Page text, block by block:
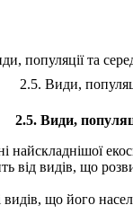
популяції та
2.5. Види,
2.5. Види,
від видів, що
що його